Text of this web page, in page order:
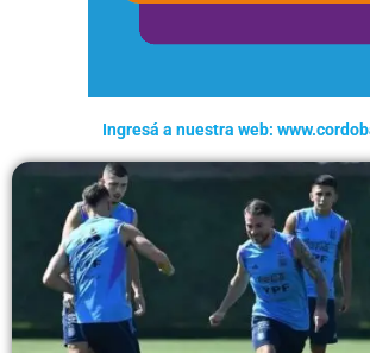
Ingresá a nuestra web: